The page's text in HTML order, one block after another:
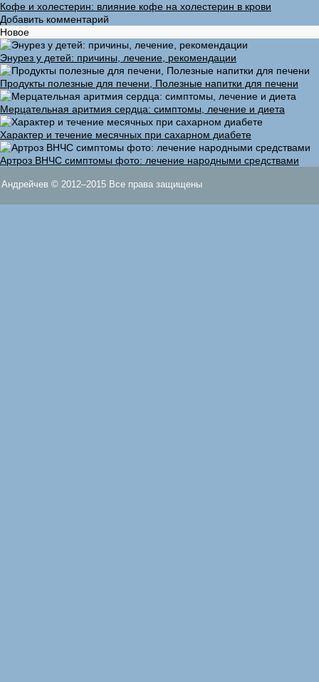
Кофе и холестерин: влияние кофе на холестерин в крови
Добавить комментарий
Новое
Энурез у детей: причины, лечение, рекомендации
Продукты полезные для печени, Полезные напитки для печени
Мерцательная аритмия сердца: симптомы, лечение и диета
Характер и течение месячных при сахарном диабете
Артроз ВНЧС симптомы фото: лечение народными средствами
Андрейчев © 2012–2015 Все права защищены